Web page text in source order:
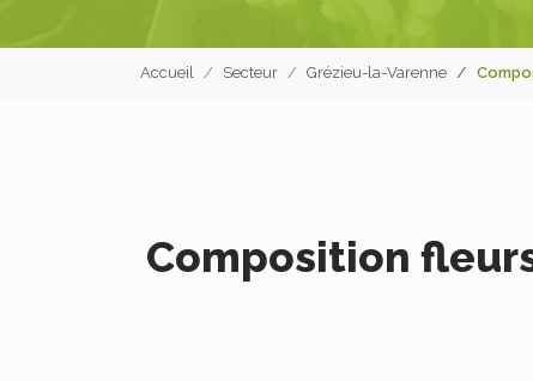
Accueil Secteur Grézieu-la-Varenne
Composition